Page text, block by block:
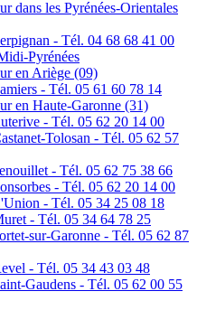
dans les Pyrénées-Orientales
- Tél. 04 68 68 41 00
Pyrénées
en Ariège (09)
- Tél. 05 61 60 78 14
en Haute-Garonne (31)
- Tél. 05 62 20 14 00
Tolosan - Tél. 05 62 57
- Tél. 05 62 75 38 66
- Tél. 05 62 20 14 00
- Tél. 05 34 25 08 18
- Tél. 05 34 64 78 25
sur-Garonne - Tél. 05 62 87
- Tél. 05 34 43 03 48
Gaudens - Tél. 05 62 00 55